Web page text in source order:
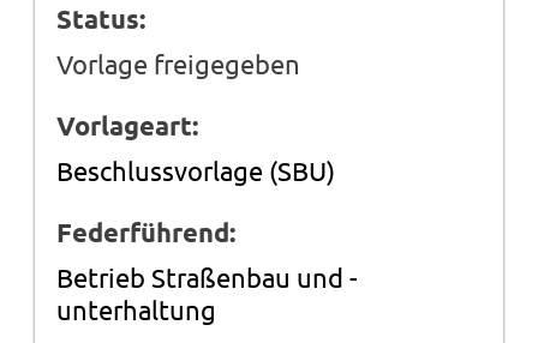
Status:
Vorlage freigegeben
Vorlageart:
Beschlussvorlage (SBU)
Federführend:
Betrieb Straßenbau und -
unterhaltung